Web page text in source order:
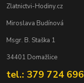
Zlatnictvi-Hodiny.cz
Miroslava Budínová
Msgr. B. Staška 1
34401 Domažlice
tel.: 379 724 696